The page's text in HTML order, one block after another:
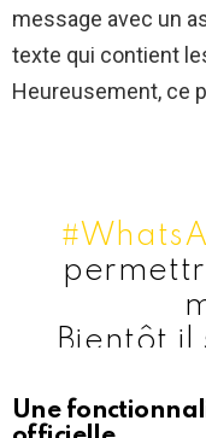
message avec un
texte qui contient
Heureusement, ce
Bientôt il
envoyés
Une